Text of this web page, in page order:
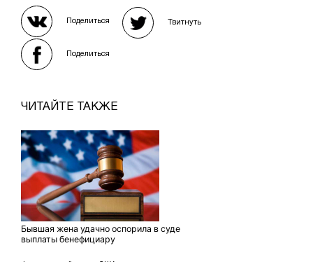
Поделиться Твитнуть
Поделиться
ЧИТАЙТЕ ТАКЖЕ
Бывшая жена удачно оспорила в суде
выплаты бенефициару